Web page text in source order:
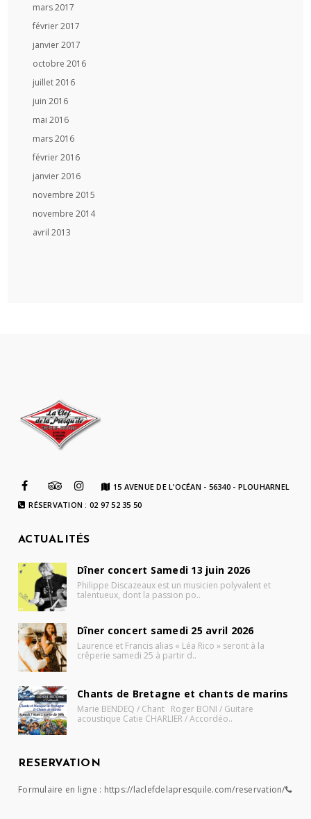
mars 2017
février 2017
janvier 2017
octobre 2016
juillet 2016
juin 2016
mai 2016
mars 2016
février 2016
janvier 2016
novembre 2015
novembre 2014
avril 2013
15 AVENUE DE L’OCÉAN - 56340 - PLOUHARNEL
RÉSERVATION : 02 97 52 35 50
ACTUALITÉS
Dîner concert Samedi 13 juin 2026
Philippe Discazeaux est un musicien polyvalent et
talentueux, dont la passion po..
Dîner concert samedi 25 avril 2026
Laurence et Francis alias « Léa Rico » seront à la
crêperie samedi 25 à partir d..
Chants de Bretagne et chants de marins
Marie BENDEQ / Chant Roger BONI / Guitare
acoustique Catie CHARLIER / Accordéo..
RESERVATION
Formulaire en ligne : https://laclefdelapresquile.com/reservation/